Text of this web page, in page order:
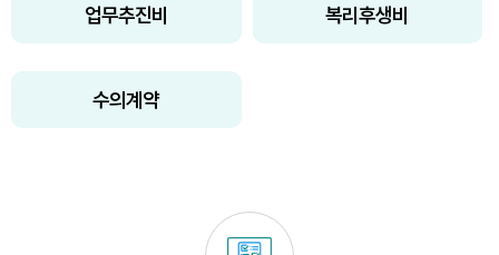
업무추진비 복리후생비
수의계약